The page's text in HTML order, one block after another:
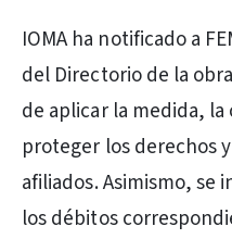
IOMA ha notificado a
del Directorio de la
de aplicar la medida,
proteger los derechos
afiliados. Asimismo, se
los débitos